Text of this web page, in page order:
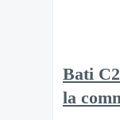
Bati
la